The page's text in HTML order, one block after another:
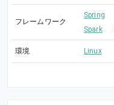
フレームワーク
Spring
Spark
環境 Linux